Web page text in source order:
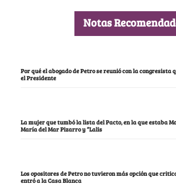
Notas
Por qué el abogado de Petro se reunió con la congresista
el Presidente
La mujer que tumbó la lista del Pacto, en la que estaba
María del Mar Pizarro y “Lalis
Los opositores de Petro no tuvieron más opción que
entró a la Casa Blanca